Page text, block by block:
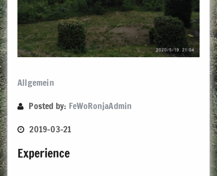
Allgemein
Posted by: FeWoRonjaAdmin
2019-03-21
Experience